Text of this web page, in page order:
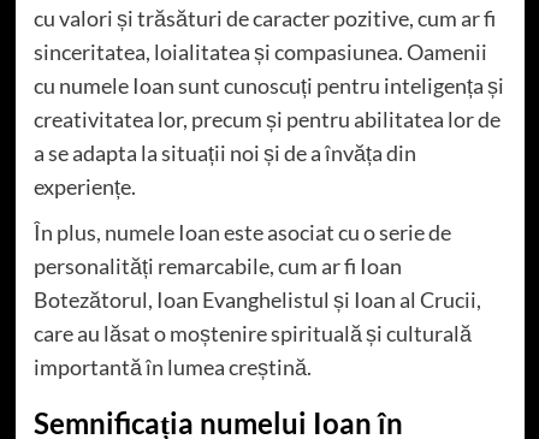
cu valori și trăsături de caracter pozitive, cum ar fi
sinceritatea, loialitatea și compasiunea. Oamenii
cu numele Ioan sunt cunoscuți pentru inteligența și
creativitatea lor, precum și pentru abilitatea lor de
a se adapta la situații noi și de a învăța din
experiențe.
În plus, numele Ioan este asociat cu o serie de
personalități remarcabile, cum ar fi Ioan
Botezătorul, Ioan Evanghelistul și Ioan al Crucii,
care au lăsat o moștenire spirituală și culturală
importantă în lumea creștină.
Semnificația numelui Ioan în